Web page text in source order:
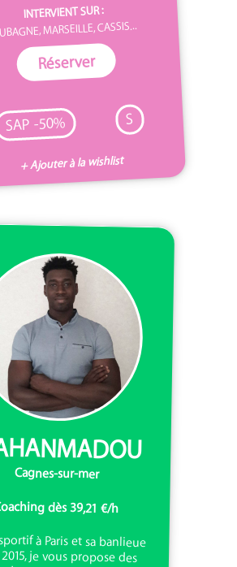
INTERVIENT SUR :
MARSEILLE, CASSIS...
Réserver
SAP -50% S
+ Ajouter à la wishlist
Cagnes-sur-mer
dès 39,21 €/h
à Paris et sa banlieue
je vous propose des
de sport complètes et
de débutant à confirmé, à
ou à l'extérieur. Votre
de Muscler les fesses?
accompagnerai dans cet
Je suis disponible dans le